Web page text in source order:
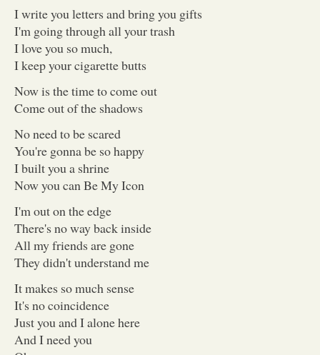
I write you letters and bring you gifts
I'm going through all your trash
I love you so much,
I keep your cigarette butts
Now is the time to come out
Come out of the shadows
No need to be scared
You're gonna be so happy
I built you a shrine
Now you can Be My Icon
I'm out on the edge
There's no way back inside
All my friends are gone
They didn't understand me
It makes so much sense
It's no coincidence
Just you and I alone here
And I need you